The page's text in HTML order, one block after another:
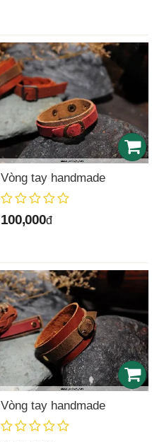
Vòng tay handmade
100,000đ
Vòng tay handmade